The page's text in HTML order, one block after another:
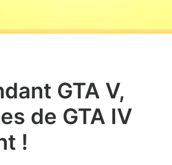
GTA V,
de GTA IV
!